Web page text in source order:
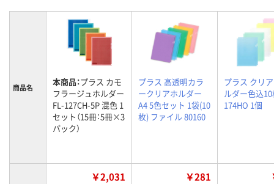
商品名 本商品：プラス カモ
フラージュホルダー
FL-127CH-5P 混色 1
セット（15冊：5冊×3
パック）
プラス 高透明カラ
ークリアホルダー
A4 5色セット 1袋(10
枚) ファイル 80160
プラス クリ
ルダー色込
174HO 1個
￥2,031 ￥281